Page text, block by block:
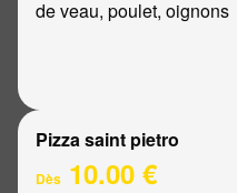
de veau, poulet, oignons
Pizza saint pietro
Dès 10.00 €